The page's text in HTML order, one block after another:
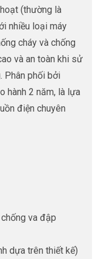
(thường là
nhiều loại máy
cháy và chống
và an toàn khi sử
Phân phối bởi
hành 2 năm, là lựa
điện chuyên
va đập
dựa trên thiết kế)